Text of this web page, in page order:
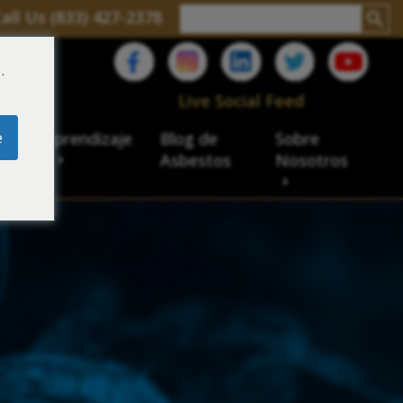
Us (833) 427-2378
Live Social Feed
laboral
de aprendizaje
Blog de
Asbestos
Sobre
Nosotros